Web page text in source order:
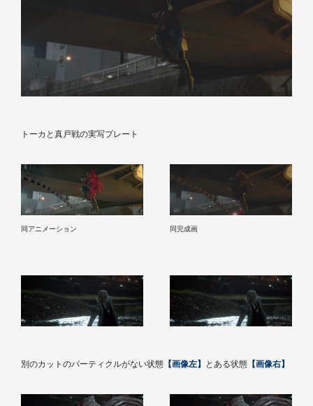
トーカと真戸戦の実写プレート
同アニメーション 同完成画
別のカットのパーティクルがない状態 【画像左】 とある状態 【画像右】